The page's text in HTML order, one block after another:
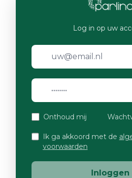
Log in op uw
Onthoud mij
Ik ga akkoord met de
voorwaarden
Inloggen